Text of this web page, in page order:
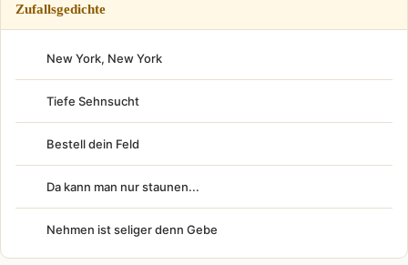
Zufallsgedichte
New York, New York
Tiefe Sehnsucht
Bestell dein Feld
Da kann man nur staunen...
Nehmen ist seliger denn Gebe